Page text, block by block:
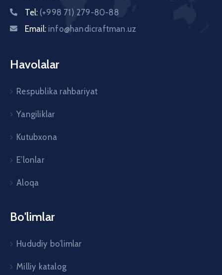
Tel: (+998 71) 279-80-88
Email: info@handicraftman.uz
Havolalar
Respublika rahbariyat
Yangiliklar
Kutubxona
E’lonlar
Aloqa
Bo'limlar
Hududiy bo’limlar
Milliy katalog